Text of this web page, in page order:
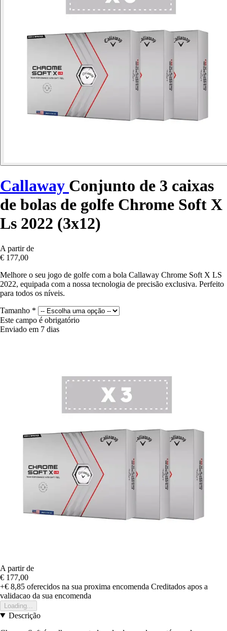
Callaway Conjunto de 3 caixas
de bolas de golfe Chrome Soft X
Ls 2022 (3x12)
A partir de
€ 177,00
Melhore o seu jogo de golfe com a bola Callaway Chrome Soft X LS
2022, equipada com a nossa tecnologia de precisão exclusiva. Perfeito
para todos os níveis.
Tamanho *
Este campo é obrigatório
Enviado em 7 dias
A partir de
€ 177,00
+€ 8,85 oferecidos na sua proxima encomenda Creditados apos a
validacao da sua encomenda
Loading...
Descrição